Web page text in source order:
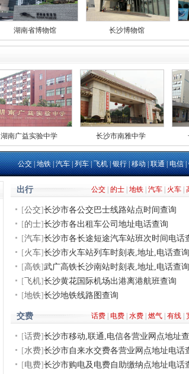
湖南省博物馆 长沙博物馆
湖南广益实验中学 长沙市南雅中学
公交|地铁|汽车|列车|飞机|银行|移动|联通|电信|
公交 的士 地铁 汽车 火车
出行
[公交]长沙市各公交巴士线路站点时间查询
[的士]长沙市各出租车公司地址电话查询
[汽车]长沙市各长途短途汽车站班次时间电话
[火车]长沙市火车站列车时刻表,地址,电话查询
[高铁]武广高铁长沙南站时刻表,地址,电话查询
[ 飞机]长沙黄花国际机场出港离港航班查询
[地铁]长沙地铁线路图查询
话费 电费 水费 燃气 有线
交费
[话费]长沙市移动,联通,电信各营业网点地址
[水费]长沙市自来水交费各营业网点地址电话
[电费]长沙市购电及电费自助缴纳点地址电话